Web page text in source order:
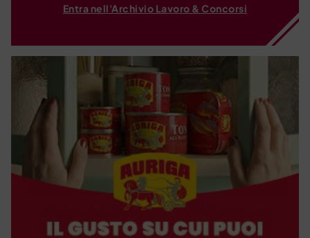
Entra nell'Archivio Lavoro & Concorsi